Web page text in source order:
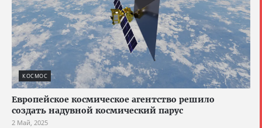
КОСМОС
Европейское космическое агентство решило
создать надувной космический парус
2 Май, 2025